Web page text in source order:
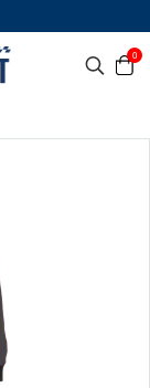
0
V3 GRAPHIC 2